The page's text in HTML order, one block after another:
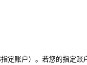
定账户）。若您的指定账